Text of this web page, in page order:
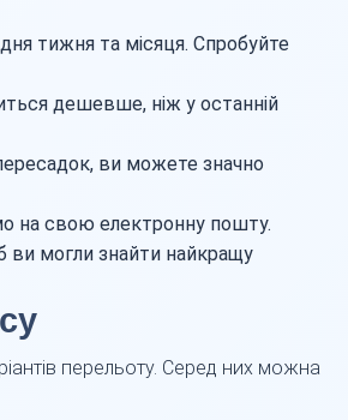
тижня та місяця. Спробуйте
дешевше, ніж у останній
ви можете значно
на свою електронну пошту.
ви могли знайти найкращу
перельоту. Серед них можна